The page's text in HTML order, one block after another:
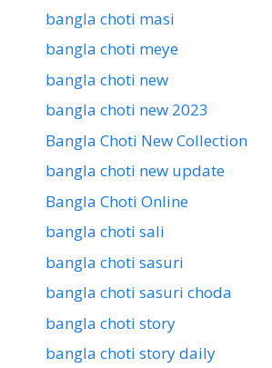
bangla choti masi
bangla choti meye
bangla choti new
bangla choti new 2023
Bangla Choti New Collection
bangla choti new update
Bangla Choti Online
bangla choti sali
bangla choti sasuri
bangla choti sasuri choda
bangla choti story
bangla choti story daily